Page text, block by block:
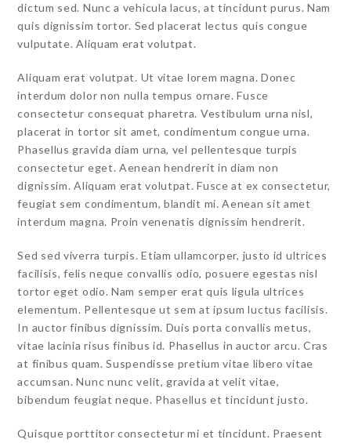
dictum sed. Nunc a vehicula lacus, at tincidunt purus. Nam
quis dignissim tortor. Sed placerat lectus quis congue
vulputate. Aliquam erat volutpat.
Aliquam erat volutpat. Ut vitae lorem magna. Donec
interdum dolor non nulla tempus ornare. Fusce
consectetur consequat pharetra. Vestibulum urna nisl,
placerat in tortor sit amet, condimentum congue urna.
Phasellus gravida diam urna, vel pellentesque turpis
consectetur eget. Aenean hendrerit in diam non
dignissim. Aliquam erat volutpat. Fusce at ex consectetur,
feugiat sem condimentum, blandit mi. Aenean sit amet
interdum magna. Proin venenatis dignissim hendrerit.
Sed sed viverra turpis. Etiam ullamcorper, justo id ultrices
facilisis, felis neque convallis odio, posuere egestas nisl
tortor eget odio. Nam semper erat quis ligula ultrices
elementum. Pellentesque ut sem at ipsum luctus facilisis.
In auctor finibus dignissim. Duis porta convallis metus,
vitae lacinia risus finibus id. Phasellus in auctor arcu. Cras
at finibus quam. Suspendisse pretium vitae libero vitae
accumsan. Nunc nunc velit, gravida at velit vitae,
bibendum feugiat neque. Phasellus et tincidunt justo.
Quisque porttitor consectetur mi et tincidunt. Praesent